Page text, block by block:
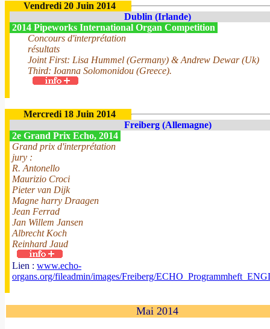
Vendredi 20 Juin 2014
Dublin (Irlande)
2014 Pipeworks International Organ Competition
Concours d'interprétation
résultats
Joint First: Lisa Hummel (Germany) & Andrew Dewar (Uk)
Third: Ioanna Solomonidou (Greece).
Mercredi 18 Juin 2014
Freiberg (Allemagne)
2e Grand Prix Echo, 2014
Grand prix d'interprétation
jury :
R. Antonello
Maurizio Croci
Pieter van Dijk
Magne harry Draagen
Jean Ferrad
Jan Willem Jansen
Albrecht Koch
Reinhard Jaud
Lien : www.echo-
organs.org/fileadmin/images/Freiberg/
Mai 2014